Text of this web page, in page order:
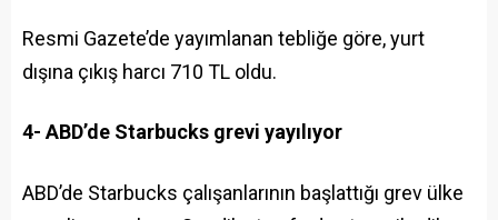
Resmi Gazete’de yayımlanan tebliğe göre, yurt
dışına çıkış harcı 710 TL oldu.
4- ABD’de Starbucks grevi yayılıyor
ABD’de Starbucks çalışanlarının başlattığı grev ülke